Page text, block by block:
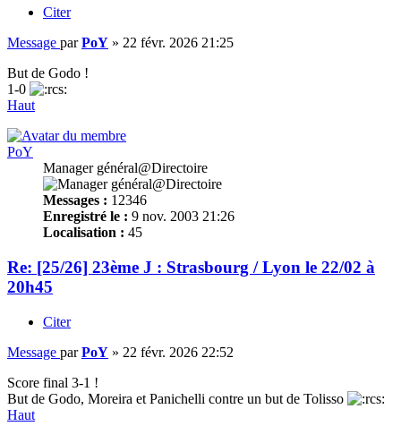
Citer
Message parPoY » 22 févr. 2026 21:25
But de Godo !
1-0
Haut
PoY
Manager général@Directoire
Messages : 12346
Enregistré le : 9 nov. 2003 21:26
Localisation : 45
Re: [25/26] 23ème J : Strasbourg / Lyon le 22/02 à
20h45
Citer
Message parPoY » 22 févr. 2026 22:52
Score final 3-1 !
But de Godo, Moreira et Panichelli contre un but de Tolisso
Haut